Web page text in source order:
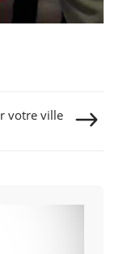
votre ville